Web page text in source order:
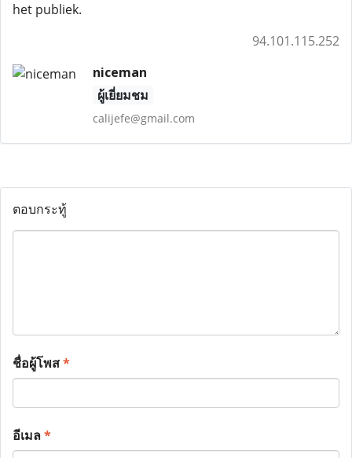
het publiek.
94.101.115.252
niceman
ผู้เยี่ยมชม
calijefe@gmail.com
ตอบกระทู้
ชื่อผู้โพส*
อีเมล*